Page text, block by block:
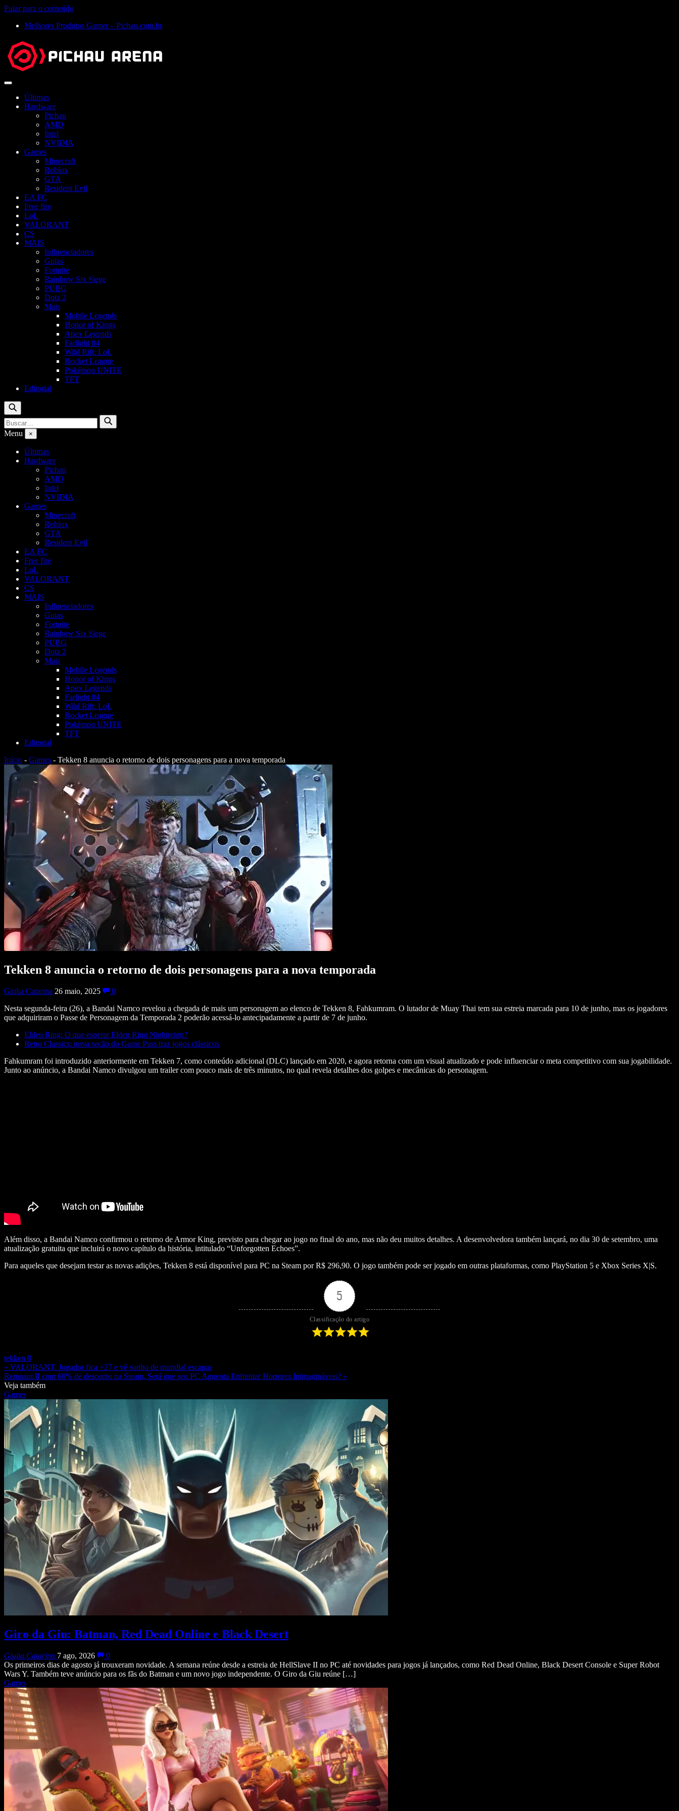
Pular para o conteúdo
Melhores Produtos Gamer – Pichau.com.br
Abrir
Últimas
Hardware
Pichau
AMD
Intel
NVIDIA
Games
Minecraft
Roblox
GTA
Resident Evil
EA FC
Free fire
LoL
VALORANT
CS
MAIS
Influenciadores
Guias
Fortnite
Rainbow Six Siege
PUBG
Dota 2
Mais
Mobile Legends
Honor of Kings
Apex Legends
Farlight 84
Wild Rift: LoL
Rocket League
Pokémon UNITE
TFT
Editorial
Buscar
Buscar
por:
Buscar
Menu ×
Últimas
Hardware
Pichau
AMD
Intel
NVIDIA
Games
Minecraft
Roblox
GTA
Resident Evil
EA FC
Free fire
LoL
VALORANT
CS
MAIS
Influenciadores
Guias
Fortnite
Rainbow Six Siege
PUBG
Dota 2
Mais
Mobile Legends
Honor of Kings
Apex Legends
Farlight 84
Wild Rift: LoL
Rocket League
Pokémon UNITE
TFT
Editorial
Início - Games - Tekken 8 anuncia o retorno de dois personagens para a nova temporada
Tekken 8 anuncia o retorno de dois personagens para a nova temporada
Giulia Catarina 26 maio, 2025
0
Nesta segunda-feira (26), a Bandai Namco revelou a chegada de mais um personagem ao elenco de Tekken 8, Fahkumram. O lutador de Muay Thai tem sua estreia marcada para 10 de junho, mas os jogadores
que adquiriram o Passe de Personagem da Temporada 2 poderão acessá-lo antecipadamente a partir de 7 de junho.
Elden Ring: O que esperar Elden Ring Nightreign?
Retro Classics: nova seção do Game Pass traz jogos clássicos
Fahkumram foi introduzido anteriormente em Tekken 7, como conteúdo adicional (DLC) lançado em 2020, e agora retorna com um visual atualizado e pode influenciar o meta competitivo com sua jogabilidade.
Junto ao anúncio, a Bandai Namco divulgou um trailer com pouco mais de três minutos, no qual revela detalhes dos golpes e mecânicas do personagem.
Além disso, a Bandai Namco confirmou o retorno de Armor King, previsto para chegar ao jogo no final do ano, mas não deu muitos detalhes. A desenvolvedora também lançará, no dia 30 de setembro, uma
atualização gratuita que incluirá o novo capítulo da história, intitulado “Unforgotten Echoes”.
Para aqueles que desejam testar as novas adições, Tekken 8 está disponível para PC na Steam por R$ 296,90. O jogo também pode ser jogado em outras plataformas, como PlayStation 5 e Xbox Series X|S.
5
Classificação do artigo
tekken 8
« VALORANT: Jogador fica +27 e vê sonho de mundial escapar
Remnant II com 60% de desconto na Steam, Será que seu PC Aguenta Enfrentar Horrores Inimagináveis? »
Veja também
Games
Giro da Giu: Batman, Red Dead Online e Black Desert
Giulia Catarina 7 ago, 2026
0
Os primeiros dias de agosto já trouxeram novidade. A semana reúne desde a estreia de HellSlave II no PC até novidades para jogos já lançados, como Red Dead Online, Black Desert Console e Super Robot
Wars Y. Também teve anúncio para os fãs do Batman e um novo jogo independente. O Giro da Giu reúne […]
Games